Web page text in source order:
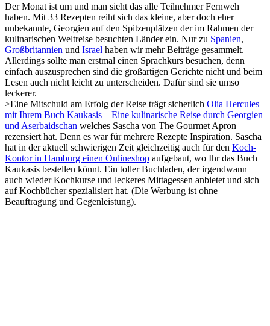
Der Monat ist um und man sieht das alle Teilnehmer Fernweh
haben. Mit 33 Rezepten reiht sich das kleine, aber doch eher
unbekannte, Georgien auf den Spitzenplätzen der im Rahmen der
kulinarischen Weltreise besuchten Länder ein. Nur zu Spanien,
Großbritannien und Israel haben wir mehr Beiträge gesammelt.
Allerdings sollte man erstmal einen Sprachkurs besuchen, denn
einfach auszusprechen sind die großartigen Gerichte nicht und beim
Lesen auch nicht leicht zu unterscheiden. Dafür sind sie umso
leckerer.
>Eine Mitschuld am Erfolg der Reise trägt sicherlich Olia Hercules
mit Ihrem Buch Kaukasis – Eine kulinarische Reise durch Georgien
und Aserbaidschan welches Sascha von The Gourmet Apron
rezensiert hat. Denn es war für mehrere Rezepte Inspiration. Sascha
hat in der aktuell schwierigen Zeit gleichzeitig auch für den Koch-
Kontor in Hamburg einen Onlineshop aufgebaut, wo Ihr das Buch
Kaukasis bestellen könnt. Ein toller Buchladen, der irgendwann
auch wieder Kochkurse und leckeres Mittagessen anbietet und sich
auf Kochbücher spezialisiert hat. (Die Werbung ist ohne
Beauftragung und Gegenleistung).